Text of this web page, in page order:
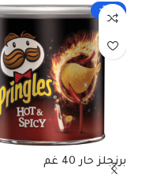
-22%
برنجلز حار 40 غم